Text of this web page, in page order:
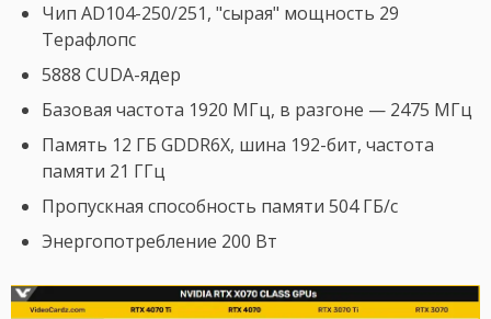
Чип AD104-250/251, "сырая" мощность 29
Терафлопс
5888 CUDA-ядер
Базовая частота 1920 МГц, в разгоне — 2475 МГц
Память 12 ГБ GDDR6X, шина 192-бит, частота
памяти 21 ГГц
Пропускная способность памяти 504 ГБ/с
Энергопотребление 200 Вт